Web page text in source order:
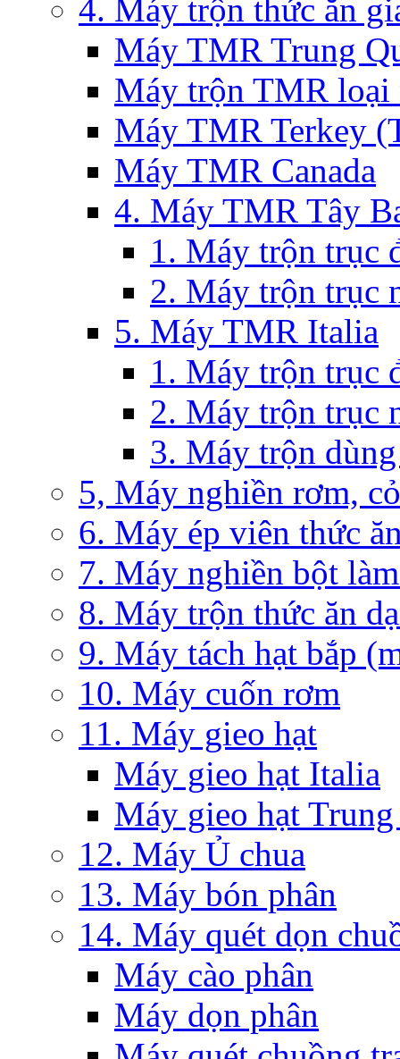
4. Máy trộn thức ăn
Máy TMR Trung
Máy trộn TMR loại
Máy TMR Terkey
Máy TMR Canada
4. Máy TMR Tây
1. Máy trộn trục
2. Máy trộn trục
5. Máy TMR Italia
1. Máy trộn trục
2. Máy trộn trục
3. Máy trộn
5, Máy nghiền rơm,
6. Máy ép viên thức
7. Máy nghiền bột
8. Máy trộn thức ăn
9. Máy tách hạt bắp
10. Máy cuốn rơm
11. Máy gieo hạt
Máy gieo hạt Italia
Máy gieo hạt
12. Máy Ủ chua
13. Máy bón phân
14. Máy quét dọn
Máy cào phân
Máy dọn phân